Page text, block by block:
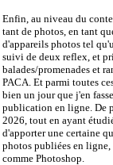
Enfin, au niveau du
tant de photos, en tant
d'appareils photos tel
suivi de deux reflex, et
balades/promenades et
PACA. Et parmi toutes
bien un jour que j'en
publication en ligne. De
2026, tout en ayant
d'apporter une certaine
photos publiées en
comme Photoshop.